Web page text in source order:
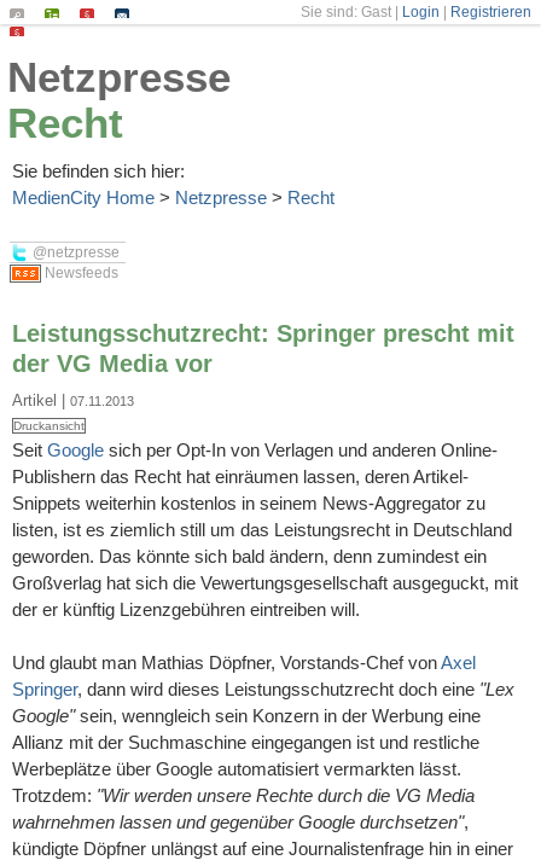
Netzpresse
Recht
Sie befinden sich hier:
MedienCity Home > Netzpresse > Recht
@netzpresse
Newsfeeds
Leistungsschutzrecht: Springer prescht mit
der VG Media vor
Artikel 07.11.2013
Druckansicht
Seit Google sich per Opt-In von Verlagen und anderen Online-
Publishern das Recht hat einräumen lassen, deren Artikel-
Snippets weiterhin kostenlos in seinem News-Aggregator zu
listen, ist es ziemlich still um das Leistungsrecht in Deutschland
geworden. Das könnte sich bald ändern, denn zumindest ein
Großverlag hat sich die Vewertungsgesellschaft ausgeguckt, mit
der er künftig Lizenzgebühren eintreiben will.
Und glaubt man Mathias Döpfner, Vorstands-Chef vonAxel
Springer, dann wird dieses Leistungsschutzrecht doch eine "Lex
Google"sein, wenngleich sein Konzern in der Werbung eine
Allianz mit der Suchmaschine eingegangen ist und restliche
Werbeplätze über Google automatisiert vermarkten lässt.
Trotzdem: "Wir werden unsere Rechte durch die VG Media
wahrnehmen lassen und gegenüber Google durchsetzen",
kündigte Döpfner unlängst auf eine Journalistenfrage hin in einer
Suchen
Index
Sie sind: Gast | Login Registrieren